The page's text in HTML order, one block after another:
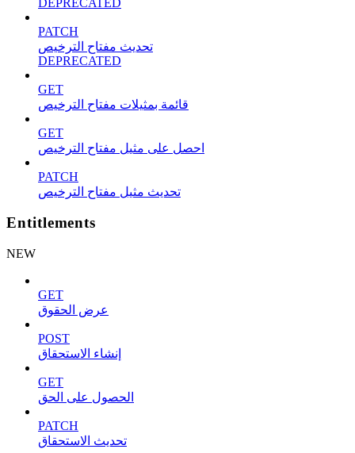
DEPRECATED
PATCH
تحديث مفتاح الترخيص
DEPRECATED
GET
قائمة بمثيلات مفتاح الترخيص
GET
احصل على مثيل مفتاح الترخيص
PATCH
تحديث مثيل مفتاح الترخيص
Entitlements
NEW
GET
عرض الحقوق
POST
إنشاء الاستحقاق
GET
الحصول على الحق
PATCH
تحديث الاستحقاق